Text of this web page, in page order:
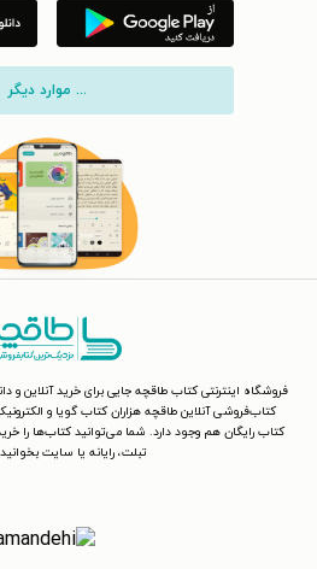
... موارد دیگر
فروشگاه اینترنتی کتاب طاقچه جایی برای خرید آنلاین و
کتاب‌فروشی آنلاین طاقچه هزاران کتاب گویا و
کتاب رایگان هم وجود دارد. شما می‌توانید کتاب‌ها را
تبلت، رایانه یا سایت